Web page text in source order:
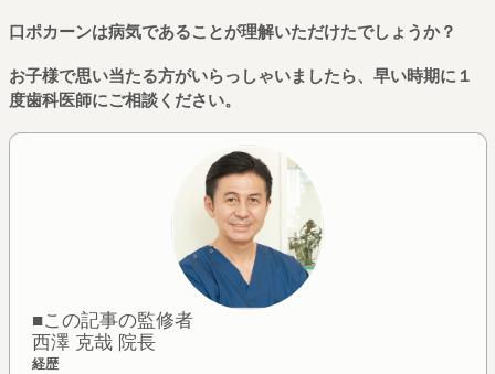
口ポカーンは病気であることが理解いただけたでしょうか？
お子様で思い当たる方がいらっしゃいましたら、早い時期に１
度歯科医師にご相談ください。
■この記事の監修者
西澤 克哉 院長
経歴